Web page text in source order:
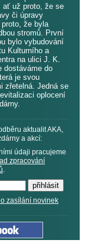
ať už proto, že se
či úpravy
proto, že byla
stromů. První
bylo vybudování
Kulturního a
na ulici J. K.
dostáváme do
je svou
zřetelná. Jedná se
oplocení
aktualit AKA,
a akcí:
údaji pracujeme
zpracování
.
zasílání novinek